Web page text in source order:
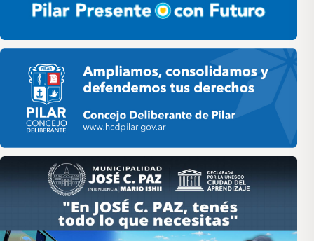
Pilar HCD